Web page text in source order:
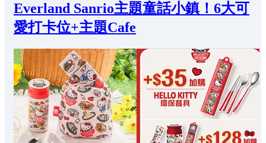
Everland Sanrio主題童話小鎮！6大可
愛打卡位+主題Cafe